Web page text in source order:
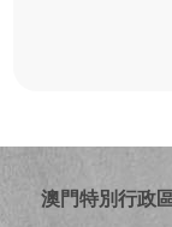
澳門特別行政